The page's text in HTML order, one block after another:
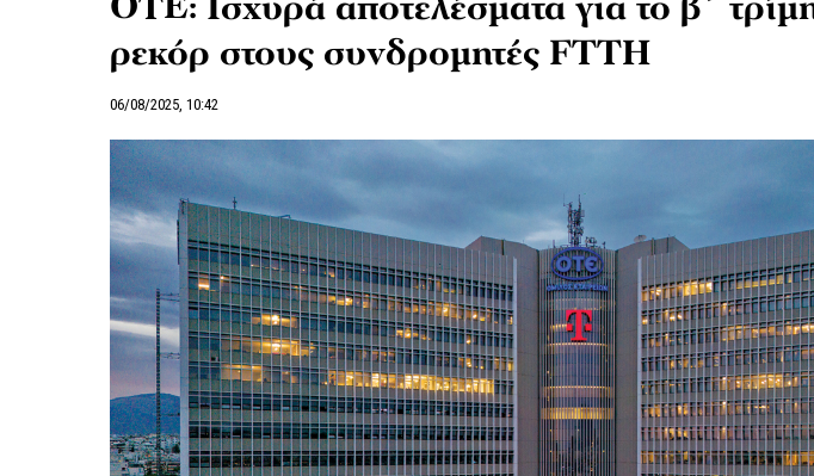
ρεκόρ στους συνδρομητές FTTH
06/08/2025, 10:42